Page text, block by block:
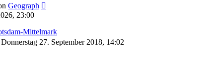
Geograph
23:00
Mittelmark
Donnerstag 27. September 2018, 14:02